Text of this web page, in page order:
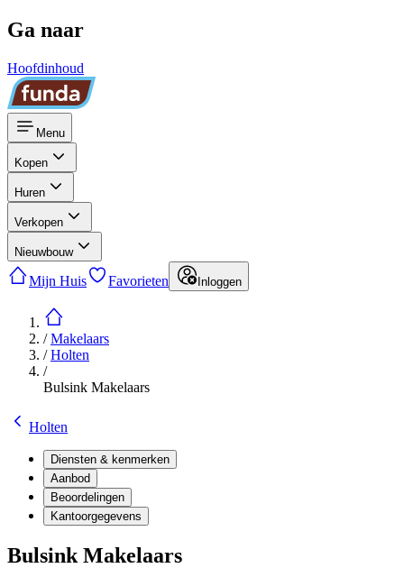
Ga naar
Hoofdinhoud
Menu
Kopen
Huren
Verkopen
Nieuwbouw
Mijn Huis Favorieten Inloggen
/Makelaars
/Holten
/
Bulsink Makelaars
Holten
Diensten & kenmerken
Aanbod
Beoordelingen
Kantoorgegevens
Bulsink Makelaars